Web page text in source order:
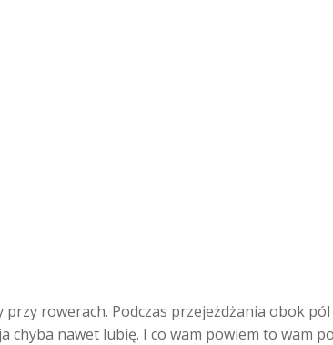
przy rowerach. Podczas przejeżdżania obok
nawet lubię. I co wam powiem to wam